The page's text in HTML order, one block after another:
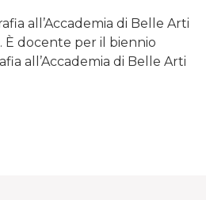
all’Accademia di Belle Arti
È docente per il biennio
all’Accademia di Belle Arti